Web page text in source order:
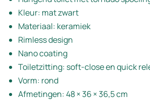
Kleur: mat zwart
Materiaal: keramiek
Rimless design
Nano coating
Toiletzitting: soft-close en quick
Vorm: rond
Afmetingen: 48 × 36 × 36,5 cm